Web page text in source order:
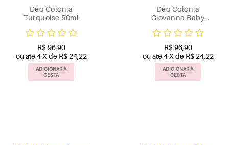
Deo Colônia
Turquoise 50ml
R$ 96,90
ou até 4 X de R$ 24,22
ADICIONAR À
CESTA
Deo Colônia
Giovanna Baby
R$ 96,90
ou até 4 X de R$ 24,22
ADICIONAR À
CESTA